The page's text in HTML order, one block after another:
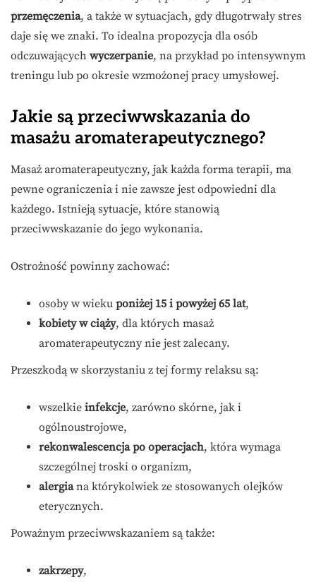
przemęczenia, a także w sytuacjach, gdy długotrwały stres
daje się we znaki. To idealna propozycja dla osób
odczuwających wyczerpanie, na przykład po intensywnym
treningu lub po okresie wzmożonej pracy umysłowej.
Jakie są przeciwwskazania do
masażu aromaterapeutycznego?
Masaż aromaterapeutyczny, jak każda forma terapii, ma
pewne ograniczenia i nie zawsze jest odpowiedni dla
każdego. Istnieją sytuacje, które stanowią
przeciwwskazanie do jego wykonania.
Ostrożność powinny zachować:
osoby w wieku poniżej 15 i powyżej 65 lat,
kobiety w ciąży, dla których masaż
aromaterapeutyczny nie jest zalecany.
Przeszkodą w skorzystaniu z tej formy relaksu są:
wszelkie infekcje, zarówno skórne, jak i
ogólnoustrojowe,
rekonwalescencja po operacjach, która wymaga
szczególnej troski o organizm,
alergiana którykolwiek ze stosowanych olejków
eterycznych.
Poważnym przeciwwskazaniem są także:
zakrzepy,